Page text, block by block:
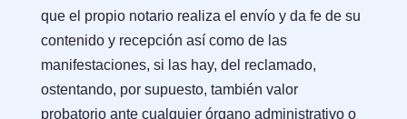
que el propio notario realiza el envío y da fe de su
contenido y recepción así como de las
manifestaciones, si las hay, del reclamado,
ostentando, por supuesto, también valor
probatorio ante cualquier órgano administrativo o